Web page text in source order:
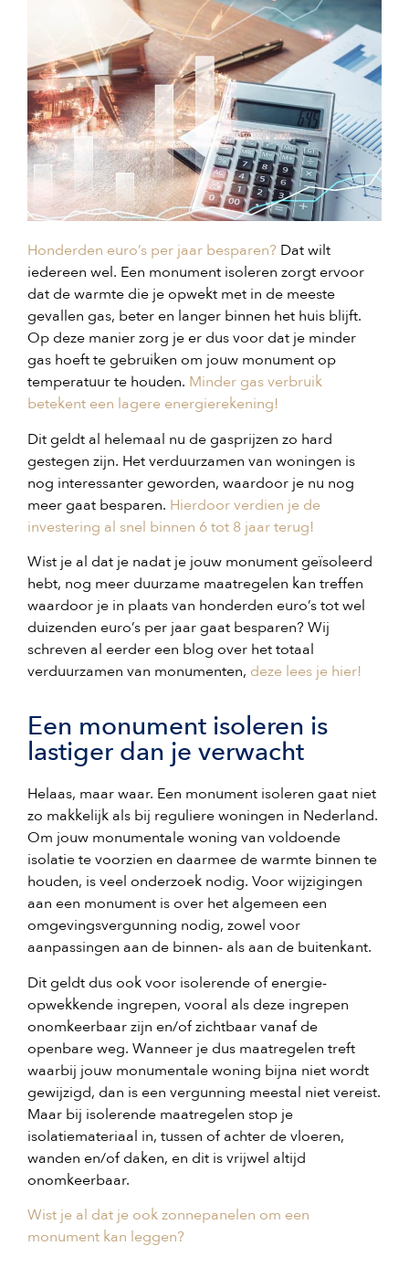
Honderden euro’s per jaar besparen? Dat wilt
iedereen wel. Een monument isoleren zorgt ervoor
dat de warmte die je opwekt met in de meeste
gevallen gas, beter en langer binnen het huis blijft.
Op deze manier zorg je er dus voor dat je minder
gas hoeft te gebruiken om jouw monument op
temperatuur te houden. Minder gas verbruik
betekent een lagere energierekening!
Dit geldt al helemaal nu de gasprijzen zo hard
gestegen zijn. Het verduurzamen van woningen is
nog interessanter geworden, waardoor je nu nog
meer gaat besparen. Hierdoor verdien je de
investering al snel binnen 6 tot 8 jaar terug!
Wist je al dat je nadat je jouw monument geïsoleerd
hebt, nog meer duurzame maatregelen kan treffen
waardoor je in plaats van honderden euro’s tot wel
duizenden euro’s per jaar gaat besparen? Wij
schreven al eerder een blog over het totaal
verduurzamen van monumenten, deze lees je hier!
Een monument isoleren is
lastiger dan je verwacht
Helaas, maar waar. Een monument isoleren gaat niet
zo makkelijk als bij reguliere woningen in Nederland.
Om jouw monumentale woning van voldoende
isolatie te voorzien en daarmee de warmte binnen te
houden, is veel onderzoek nodig. Voor wijzigingen
aan een monument is over het algemeen een
omgevingsvergunning nodig, zowel voor
aanpassingen aan de binnen- als aan de buitenkant.
Dit geldt dus ook voor isolerende of energie-
opwekkende ingrepen, vooral als deze ingrepen
onomkeerbaar zijn en/of zichtbaar vanaf de
openbare weg. Wanneer je dus maatregelen treft
waarbij jouw monumentale woning bijna niet wordt
gewijzigd, dan is een vergunning meestal niet vereist.
Maar bij isolerende maatregelen stop je
isolatiemateriaal in, tussen of achter de vloeren,
wanden en/of daken, en dit is vrijwel altijd
onomkeerbaar.
Wist je al dat je ook zonnepanelen om een
monument kan leggen?